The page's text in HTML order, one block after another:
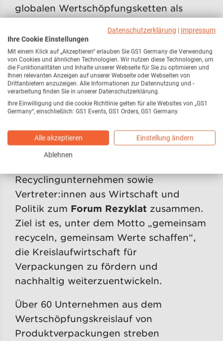
globalen Wertschöpfungsketten als
Industrie und Handel überzeugten die
Jury.
ECR Award in der Kategorie
„Sustainability Excellence“
Die Ressourcen unseres Planeten sind
Händler, Produkt- und
Verpackungshersteller, duale Systeme,
Recyclingunternehmen sowie
Vertreter:innen aus Wirtschaft und
Politik zum Forum Rezyklat zusammen.
Ziel ist es, unter dem Motto „gemeinsam
recyceln, gemeinsam Werte schaffen“,
die Kreislaufwirtschaft für
Verpackungen zu fördern und
nachhaltig weiterzuentwickeln.
Über 60 Unternehmen aus dem
Wertschöpfungskreislauf von
Produktverpackungen streben
Datenschutzerklärung | Impressum
Ihre Cookie Einstellungen
Mit einem Klick auf „Akzeptieren“ erlauben Sie GS1 Germany die Verwendung
von Cookies und ähnlichen Technologien. Wir nutzen diese Technologien, um
die Funktionalitäten und Inhalte unserer Webseite für Sie zu optimieren und
Ihnen relevanten Anzeigen auf unserer Webseite oder Webseiten von
Drittanbietern anzuzeigen. Alle Informationen zur Datennutzung und -
verarbeitung finden Sie in unserer Datenschutzerklärung.
Ihre Einwilligung und die cookie Richtlinie gelten für alle Websites von „GS1
Germany“, einschließlich: GS1 Events, GS1 Orders, GS1 Germany.
Alle akzeptieren Einstellung ändern
Ablehnen